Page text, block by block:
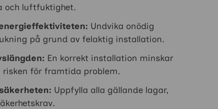
och luftfuktighet.
Undvika onödig
på grund av felaktig installation.
En korrekt installation minskar
risken för framtida problem.
Uppfylla alla gällande lagar,